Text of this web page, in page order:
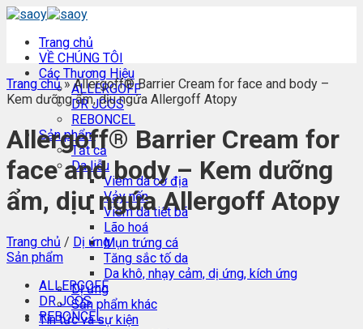
Skip
contentTrang chủ
VỀ CHÚNG TÔI
Các Thương Hiệu
ALLERGOFF
DR JCOS
REBONCEL
Sản phẩm
Tất cả
Da liễu
Viêm da cơ địa
Vảy nến
Viêm da tiết bã
Lão hoá
Mụn trứng cá
Tăng sắc tố da
Da khô, nhạy cảm, dị ứng, kích ứng
Dị ứng
Sản phẩm khác
Tin tức và sự kiện
Trang chủ»Allergoff® Barrier Cream for face and body –
Kem dưỡng ẩm, dịu ngứa Allergoff Atopy
Allergoff® Barrier Cream for
face and body – Kem dưỡng
ẩm, dịu ngứa Allergoff Atopy
Trang chủ / Dị ứng
Sản phẩm
ALLERGOFF
DR JCOS
REBONCEL